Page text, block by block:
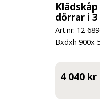
dörrar i
Art.nr: 12-
Bxdxh 900x
4 040 kr